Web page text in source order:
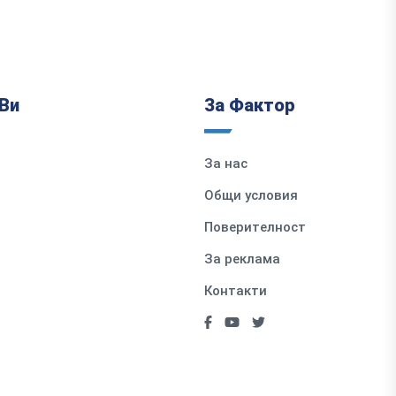
За Фактор
За нас
Общи условия
Поверителност
За реклама
Контакти